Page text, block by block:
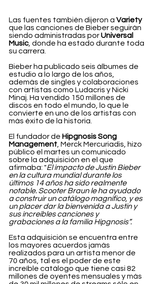
Las fuentes también dijeron a Variety
que las canciones de Bieber seguirán
siendo administradas por Universal
Music, donde ha estado durante toda
su carrera.
Bieber ha publicado seis álbumes de
estudio a lo largo de los años,
además de singles y colaboraciones
con artistas como Ludacris y Nicki
Minaj. Ha vendido 150 millones de
discos en todo el mundo, lo que le
convierte en uno de los artistas con
más éxito de la historia.
El fundador de Hipgnosis Song
Management, Merck Mercuriadis, hizo
público el martes un comunicado
sobre la adquisición en el que
afirmaba: "El impacto de Justin Bieber
en la cultura mundial durante los
últimos 14 años ha sido realmente
notable. Scooter Braun le ha ayudado
a construir un catálogo magnífico, y es
un placer dar la bienvenida a Justin y
sus increíbles canciones y
grabaciones a la familia Hipgnosis”.
Esta adquisición se encuentra entre
los mayores acuerdos jamás
realizados para un artista menor de
70 años, tal es el poder de este
increíble catálogo que tiene casi 82
millones de oyentes mensuales y más